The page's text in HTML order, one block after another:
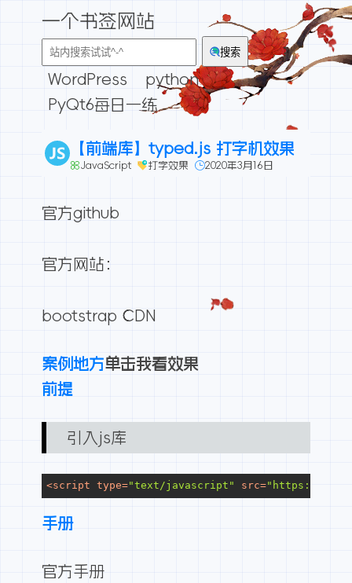
一个书签网站
搜索
WordPress
python
PyQt6每日一练
【前端库】typed.js 打字机效果
JavaScript 打字效果 2020年3月16日
官方github
官方网站：
bootstrap CDN
案例地方单击我看效果
前提
引入js库
<script type="text/javascript" src="https://
手册
官方手册